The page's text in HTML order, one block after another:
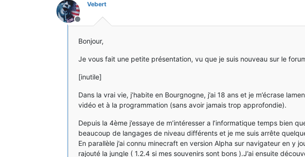
Hors-ligne
Vebert
Bonjour,
Je vous fait une petite présentation, vu que je suis nouveau sur le
[inutile]
Dans la vrai vie, j’habite en Bourgnogne, j’ai 18 ans et je m’écrase
vidéo et à la programmation (sans avoir jamais trop approfondie).
Depuis la 4ème j’essaye de m’intéresser a l’informatique temps bien
beaucoup de langages de niveau différents et je me suis arrête
En parallèle j’ai connu minecraft en version Alpha sur navigateur en y
rajouté la jungle ( 1.2.4 si mes souvenirs sont bons ).J’ai ensuite